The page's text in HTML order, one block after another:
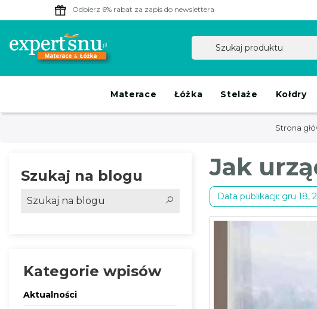
Odbierz 6% rabat za zapis do newslettera
Materace Łóżka Stelaże Kołdry
Strona
Szukaj na blogu
Kategorie wpisów
Aktualności
Jak
Data publikacji: gru 18,